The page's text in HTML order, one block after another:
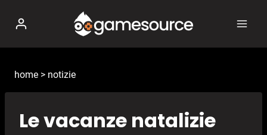
contenuto
home > notizie
Le vacanze natalizie